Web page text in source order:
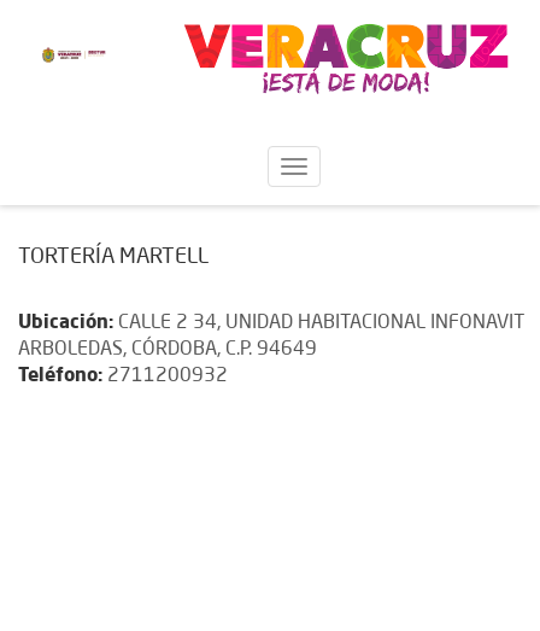
TORTERÍA MARTELL
Ubicación: CALLE 2 34, UNIDAD HABITACIONAL INFONAVIT
ARBOLEDAS, CÓRDOBA, C.P. 94649
Teléfono: 2711200932